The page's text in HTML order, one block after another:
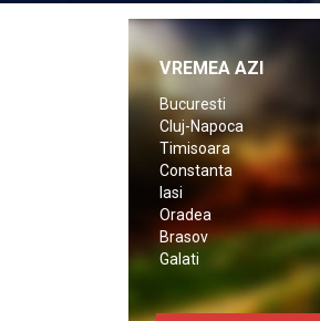
VREMEA AZI
Bucuresti
Cluj-Napoca
Timisoara
Constanta
Iasi
Oradea
Brasov
Galati